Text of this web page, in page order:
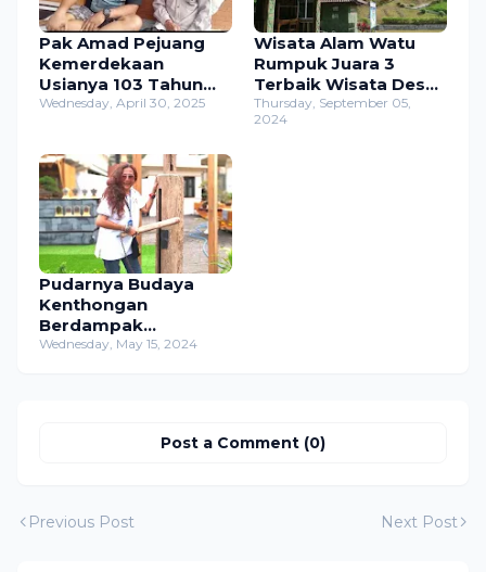
Pak Amad Pejuang
Kemerdekaan
Usianya 103 Tahun
Saat ini masih sehat
Wednesday, April 30, 2025
Wisata Alam Watu
Rumpuk Juara 3
Terbaik Wisata Desa
se-Jatim dan The
Green Silver Ista 2019
Thursday, September 05,
2024
Pudarnya Budaya
Kenthongan
Berdampak
Hilangnya Salah Satu
Wednesday, May 15, 2024
Post a Comment (0)
Previous Post Next Post